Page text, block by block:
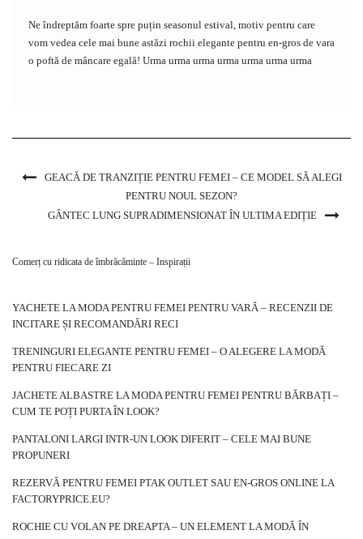
Ne îndreptăm foarte spre puțin seasonul estival, motiv pentru care
vom vedea cele mai bune astăzi rochii elegante pentru en-gros de vara
o poftă de mâncare egală! Urma urma urma urma urma urma urma
GEACĂ DE TRANZIȚIE PENTRU FEMEI – CE MODEL SĂ ALEGI
PENTRU NOUL SEZON?
GÂNTEC LUNG SUPRADIMENSIONAT ÎN ULTIMA EDIȚIE
Comerț cu ridicata de îmbrăcăminte – Inspirații
YACHETE LA MODA PENTRU FEMEI PENTRU VARĂ – RECENZII DE
INCITARE ȘI RECOMANDĂRI RECI
TRENINGURI ELEGANTE PENTRU FEMEI – O ALEGERE LA MODĂ
PENTRU FIECARE ZI
JACHETE ALBASTRE LA MODA PENTRU FEMEI PENTRU BĂRBAȚI –
CUM TE POȚI PURTA ÎN LOOK?
PANTALONI LARGI INTR-UN LOOK DIFERIT – CELE MAI BUNE
PROPUNERI
REZERVĂ PENTRU FEMEI PTAK OUTLET SAU EN-GROS ONLINE LA
FACTORYPRICE.EU?
ROCHIE CU VOLAN PE DREAPTA – UN ELEMENT LA MODĂ ÎN